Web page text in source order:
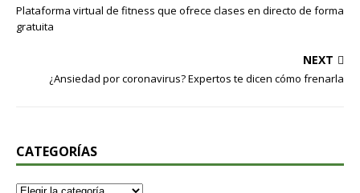
Plataforma virtual de fitness que ofrece clases en directo de forma
gratuita
NEXT
¿Ansiedad por coronavirus? Expertos te dicen cómo frenarla
CATEGORÍAS